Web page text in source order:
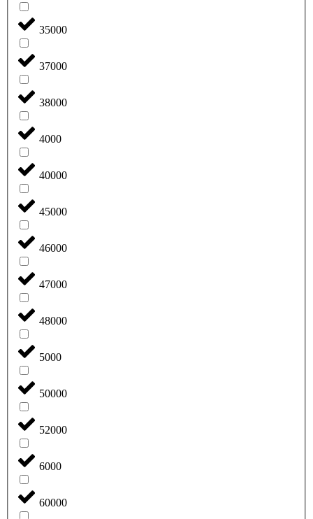
35000
37000
38000
4000
40000
45000
46000
47000
48000
5000
50000
52000
6000
60000